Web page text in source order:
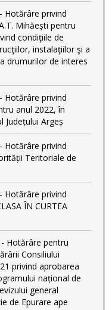
Hotărâre privind
Mihăești pentru
condiţiile de
instalaţiilor şi a
drumurilor de interes
Hotărâre privind
anul 2022, în
Județului Argeș
Hotărâre privind
Teritoriale de
Hotărâre privind
ÎN CURTEA
Hotărâre pentru
Consiliului
privind aprobarea
național de
general
de Epurare ape